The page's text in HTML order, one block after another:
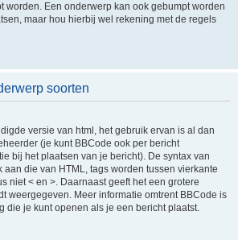
worden. Een onderwerp kan ook gebumpt worden
maar hou hierbij wel rekening met de regels
soorten
versie van html, het gebruik ervan is al dan
(je kunt BBCode ook per bericht
bij het plaatsen van je bericht). De syntax van
aan die van HTML, tags worden tussen vierkante
niet < en >. Daarnaast geeft het een grotere
weergegeven. Meer informatie omtrent BBCode is
die je kunt openen als je een bericht plaatst.